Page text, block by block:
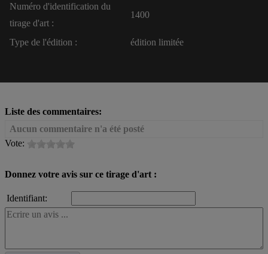
Numéro d'identification du
tirage d'art :
1400
Type de l'édition : édition limitée
Liste des commentaires:
Aucun commentaire n'a été posté
Vote:
Donnez votre avis sur ce tirage d'art :
Identifiant: